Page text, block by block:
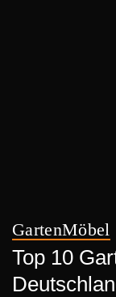
GartenMöbel
Top 10